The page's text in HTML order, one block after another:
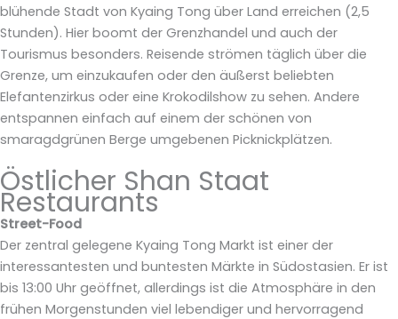
blühende Stadt von Kyaing Tong über Land erreichen (2,5
Stunden). Hier boomt der Grenzhandel und auch der
Tourismus besonders. Reisende strömen täglich über die
Grenze, um einzukaufen oder den äußerst beliebten
Elefantenzirkus oder eine Krokodilshow zu sehen. Andere
entspannen einfach auf einem der schönen von
smaragdgrünen Berge umgebenen Picknickplätzen.
Östlicher Shan Staat
Restaurants
Street-Food
Der zentral gelegene Kyaing Tong Markt ist einer der
interessantesten und buntesten Märkte in Südostasien. Er ist
bis 13:00 Uhr geöffnet, allerdings ist die Atmosphäre in den
frühen Morgenstunden viel lebendiger und hervorragend